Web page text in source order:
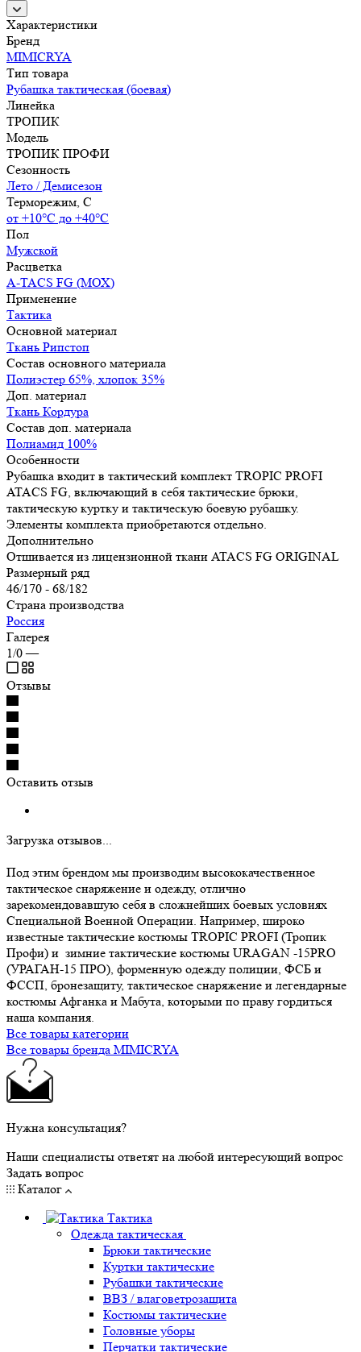
Характеристики
Бренд
MIMICRYA
Тип товара
Рубашка тактическая (боевая)
Линейка
ТРОПИК
Модель
ТРОПИК ПРОФИ
Сезонность
Лето / Демисезон
Терморежим, C
от +10°С до +40°С
Пол
Мужской
Расцветка
A-TACS FG (МОХ)
Применение
Тактика
Основной материал
Ткань Рипстоп
Состав основного материала
Полиэстер 65%, хлопок 35%
Доп. материал
Ткань Кордура
Состав доп. материала
Полиамид 100%
Особенности
Рубашка входит в тактический комплект TROPIC PROFI
ATACS FG, включающий в себя тактические брюки,
тактическую куртку и тактическую боевую рубашку.
Элементы комплекта приобретаются отдельно.
Дополнительно
Отшивается из лицензионной ткани ATACS FG ORIGINAL
Размерный ряд
46/170 - 68/182
Страна производства
Россия
Галерея
1/0 —
Отзывы
Оставить отзыв
Загрузка отзывов...
Под этим брендом мы производим высококачественное
тактическое снаряжение и одежду, отлично
зарекомендовавшую себя в сложнейших боевых условиях
Специальной Военной Операции. Например, широко
известные тактические костюмы TROPIC PROFI (Тропик
Профи) и зимние тактические костюмы URAGAN -15PRO
(УРАГАН-15 ПРО), форменную одежду полиции, ФСБ и
ФССП, бронезащиту, тактическое снаряжение и легендарные
костюмы Афганка и Мабута, которыми по праву гордиться
наша компания.
Все товары категории
Все товары бренда MIMICRYA
Нужна консультация?
Наши специалисты ответят на любой интересующий вопрос
Задать вопрос
Каталог
Тактика
Одежда тактическая
Брюки тактические
Куртки тактические
Рубашки тактические
ВВЗ / влаговетрозащита
Костюмы тактические
Головные уборы
Перчатки тактические